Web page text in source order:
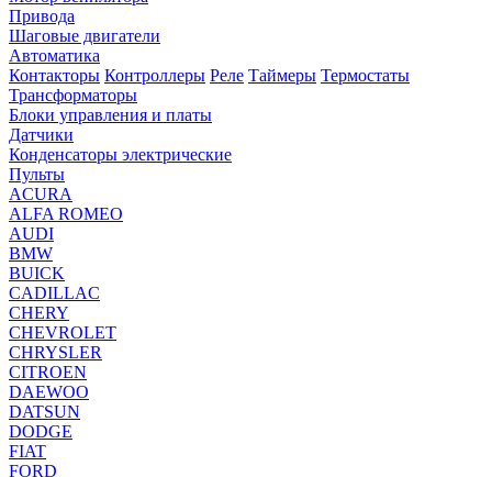
Привода
Шаговые двигатели
Автоматика
Контакторы Контроллеры Реле Таймеры Термостаты
Трансформаторы
Блоки управления и платы
Датчики
Конденсаторы электрические
Пульты
ACURA
ALFA ROMEO
AUDI
BMW
BUICK
CADILLAC
CHERY
CHEVROLET
CHRYSLER
CITROEN
DAEWOO
DATSUN
DODGE
FIAT
FORD